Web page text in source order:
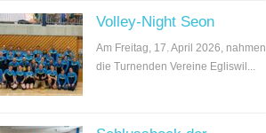
Volley-Night Seon
Am Freitag, 17. April 2026, nahmen
die Turnenden Vereine Egliswil...